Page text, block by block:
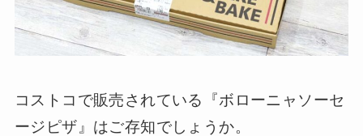
コストコで販売されている『ボローニャソーセ
ージピザ』はご存知でしょうか。